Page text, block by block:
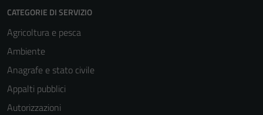
CATEGORIE DI SERVIZIO
Agricoltura e pesca
Ambiente
Anagrafe e stato civile
Appalti pubblici
Autorizzazioni